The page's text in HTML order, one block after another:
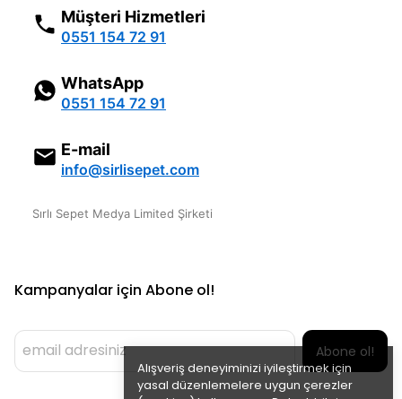
Alışveriş deneyiminizi iyileştirmek için
yasal düzenlemelere uygun çerezler
Müşteri Hizmetleri
0551 154 72 91
WhatsApp
0551 154 72 91
E-mail
info@sirlisepet.com
Sırlı Sepet Medya Limited Şirketi
Kampanyalar için Abone ol!
Abone ol!